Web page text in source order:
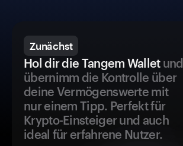
Zunächst
Hol dir die Tangem Walletund
übernimm die Kontrolle über
deine Vermögenswerte mit
nur einem Tipp. Perfekt für
Krypto-Einsteiger und auch
ideal für erfahrene Nutzer.